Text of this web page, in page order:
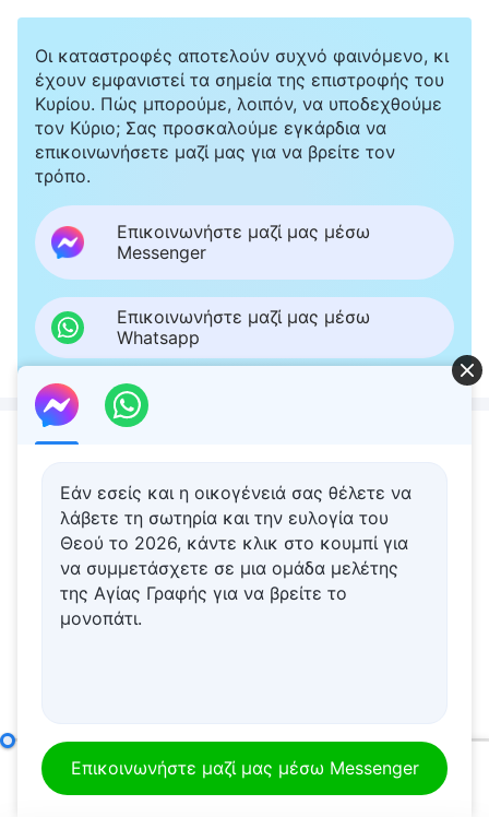
Οι καταστροφές αποτελούν συχνό φαινόμενο, κι
έχουν εμφανιστεί τα σημεία της επιστροφής του
Κυρίου. Πώς μπορούμε, λοιπόν, να υποδεχθούμε
τον Κύριο; Σας προσκαλούμε εγκάρδια να
επικοινωνήσετε μαζί μας για να βρείτε τον
τρόπο.
Επικοινωνήστε μαζί μας μέσω
Messenger
Επικοινωνήστε μαζί μας μέσω
Whatsapp
Σχετικό περιεχόμενο
1:05:32
Ομιλία του Θεού | «Πώς
να επιδιώκει κανείς την
αλήθεια (16)» (Μέρος
τέταρτο)
Ομιλία του Θεού | «Οι
παραβάσεις θα
Εάν εσείς και η οικογένειά σας θέλετε να
λάβετε τη σωτηρία και την ευλογία του
Θεού το 2026, κάντε κλικ στο κουμπί για
να συμμετάσχετε σε μια ομάδα μελέτης
της Αγίας Γραφής για να βρείτε το
μονοπάτι.
Επικοινωνήστε μαζί μας μέσω Messenger
Ο ίδιος ο Θεός, ο μοναδικός ΣΤ'